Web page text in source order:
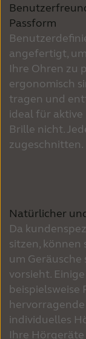
Passform
angefertigt,
Ihre Ohren zu
ergonomisch
tragen und
ideal für
Brille nicht.
zugeschnitten.
Natürlicher
Da
sitzen, können
um Geräusche
vorsieht.
beispielsweise
individuelles
Ihre